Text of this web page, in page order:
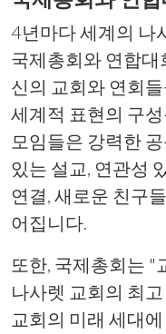
4년마다 세계의 나
국제총회와 연합대
신의 교회와 연회
세계적 표현의 구
모임들은 강력한
있는 설교, 연관성
연결, 새로운 친구
어집니다.
또한, 국제총회는 "
나사렛 교회의 최
교회의 미래 세대